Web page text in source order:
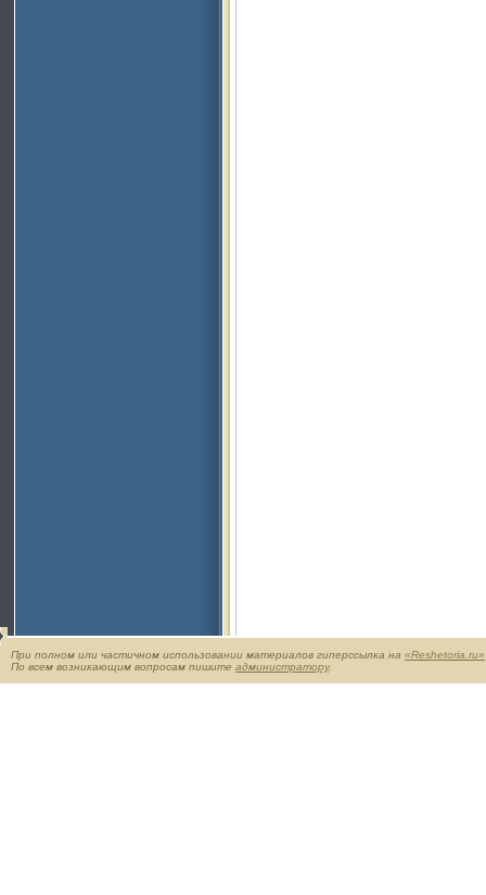
При полном или частичном использовании материалов гиперссылка на «Reshetoria.ru»
По всем возникающим вопросам пишите администратору.